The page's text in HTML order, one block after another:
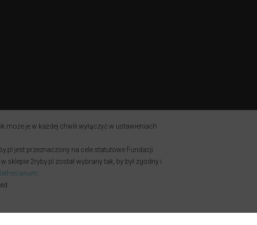
może je w każdej chwili wyłączyć w ustawieniach
jest przeznaczony na cele statutowe Fundacji
sklepie 2ryby.pl został wybrany tak, by był zgodny i
.